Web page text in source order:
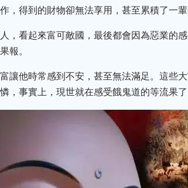
，得到的財物卻無法享用，甚至累積了一
，看起來富可敵國，最後都會因為惡業的
報。
讓他時常感到不安，甚至無法滿足。這些
，事實上，現世就在感受餓鬼道的等流果了